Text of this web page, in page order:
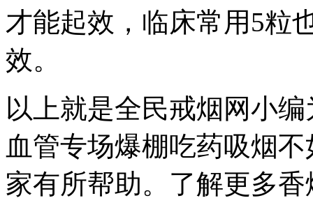
才能起效，临床常用5粒
效。
以上就是全民戒烟网小
血管专场爆棚吃药吸烟
家有所帮助。了解更多